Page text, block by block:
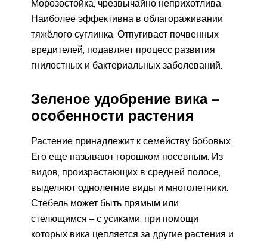
Морозостойка, чрезвычайно неприхотлива.
Наиболее эффективна в облагораживании
тяжёлого суглинка. Отпугивает почвенных
вредителей, подавляет процесс развития
гнилостных и бактериальных заболеваний.
Зеленое удобрение вика –
особенности растения
Растение принадлежит к семейству бобовых.
Его еще называют горошком посевным. Из
видов, произрастающих в средней полосе,
выделяют однолетние виды и многолетники.
Стебель может быть прямым или
стелющимся – с усиками, при помощи
которых вика цепляется за другие растения и